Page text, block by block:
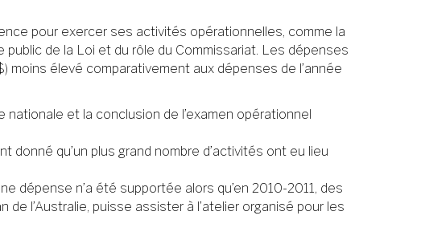
pour exercer ses activités opérationnelles, comme la
de la Loi et du rôle du Commissariat. Les dépenses
moins élevé comparativement aux dépenses de l’année
et la conclusion de l’examen opérationnel
qu’un plus grand nombre d’activités ont eu lieu
dépense n’a été supportée alors qu’en 2010-2011, des
l’Australie, puisse assister à l’atelier organisé pour les